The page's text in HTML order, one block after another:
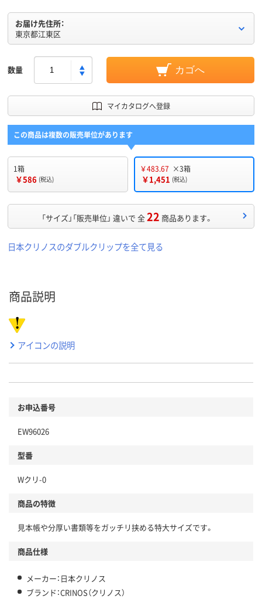
お届け先住所：
東京都江東区
数量 カゴへ
マイカタログへ登録
この商品は複数の販売単位があります
1箱
￥586 (税込)
￥483.67 ×3箱
￥1,451 (税込)
「サイズ」「販売単位」 違いで 全22 商品あります。
日本クリノスのダブルクリップを全て見る
商品説明
アイコンの説明
お申込番号
EW96026
型番
Wクリ-0
商品の特徴
見本帳や分厚い書類等をガッチリ挟める特大サイズです。
商品仕様
メーカー：日本クリノス
ブランド：CRINOS（クリノス）